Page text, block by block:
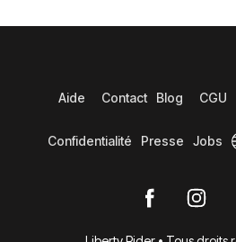
Aide Contact Blog CGU
Confidentialité Presse Jobs